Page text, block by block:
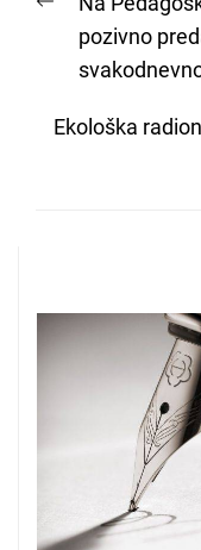
navigation
post:pozivno
Ekološka